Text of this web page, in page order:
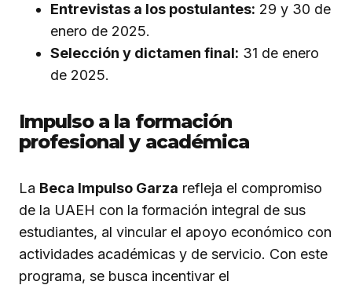
Entrevistas a los postulantes: 29 y 30 de
enero de 2025.
Selección y dictamen final: 31 de enero
de 2025.
Impulso a la formación
profesional y académica
La Beca Impulso Garza refleja el compromiso
de la UAEH con la formación integral de sus
estudiantes, al vincular el apoyo económico con
actividades académicas y de servicio. Con este
programa, se busca incentivar el